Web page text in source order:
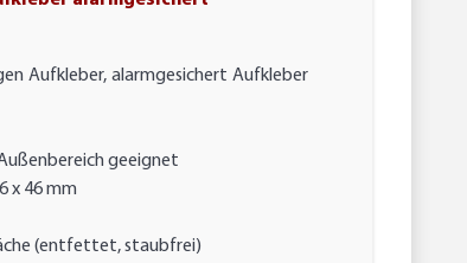
Aufkleber, alarmgesichert Aufkleber
geeignet
x 46 mm
(entfettet, staubfrei)